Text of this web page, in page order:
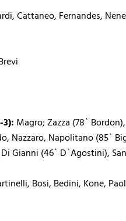
Cattaneo, Fernandes,
3): Magro; Zazza (78`
Nazzaro, Napolitano (85`
Gianni (46` D`Agostini),
Bosi, Bedini, Kone,